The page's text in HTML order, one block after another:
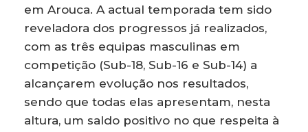
em Arouca. A actual temporada tem sido
reveladora dos progressos já realizados,
com as três equipas masculinas em
competição (Sub-18, Sub-16 e Sub-14) a
alcançarem evolução nos resultados,
sendo que todas elas apresentam, nesta
altura, um saldo positivo no que respeita à